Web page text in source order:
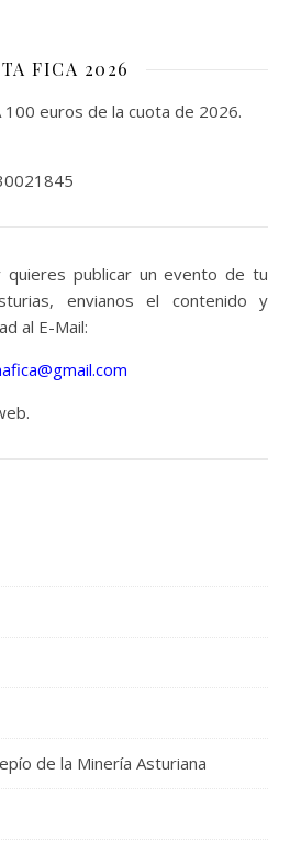
FICA 2026
100 euros de la cuota de 2026.
quieres publicar un evento de tu
envianos el contenido y
al E-Mail:
de la Minería Asturiana